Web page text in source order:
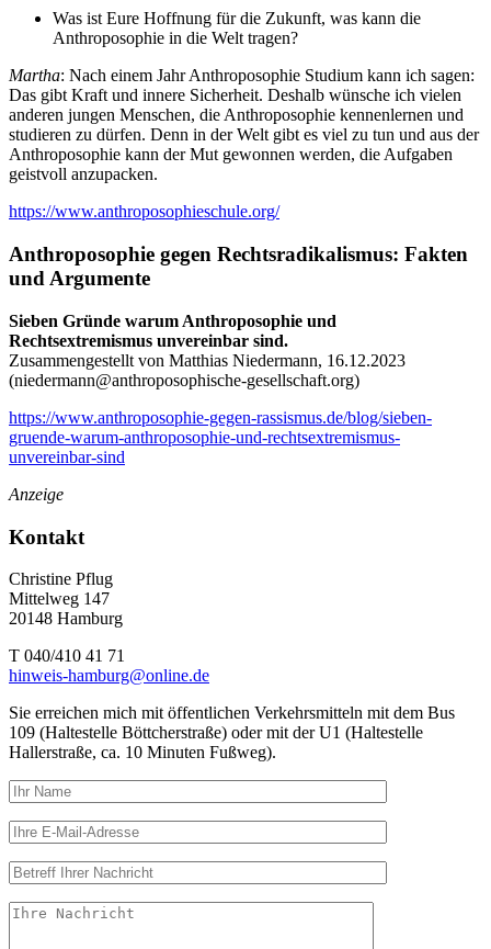
Was ist Eure Hoffnung für die Zukunft, was kann die
Anthroposophie in die Welt tragen?
Martha: Nach einem Jahr Anthroposophie Studium kann ich sagen:
Das gibt Kraft und innere Sicherheit. Deshalb wünsche ich vielen
anderen jungen Menschen, die Anthroposophie kennenlernen und
studieren zu dürfen. Denn in der Welt gibt es viel zu tun und aus der
Anthroposophie kann der Mut gewonnen werden, die Aufgaben
geistvoll anzupacken.
https://www.anthroposophieschule.org/
Anthroposophie gegen Rechtsradikalismus: Fakten
und Argumente
Sieben Gründe warum Anthroposophie und
Rechtsextremismus unvereinbar sind.
Zusammengestellt von Matthias Niedermann, 16.12.2023
(niedermann@anthroposophische-gesellschaft.org)
https://www.anthroposophie-gegen-rassismus.de/blog/sieben-
gruende-warum-anthroposophie-und-rechtsextremismus-
unvereinbar-sind
Anzeige
Kontakt
Christine Pflug
Mittelweg 147
20148 Hamburg
T 040/410 41 71
hinweis-hamburg@online.de
Sie erreichen mich mit öffentlichen Verkehrsmitteln mit dem Bus
109 (Haltestelle Böttcherstraße) oder mit der U1 (Haltestelle
Hallerstraße, ca. 10 Minuten Fußweg).